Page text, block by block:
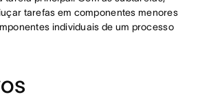
tarefas em componentes menores
individuais de um processo